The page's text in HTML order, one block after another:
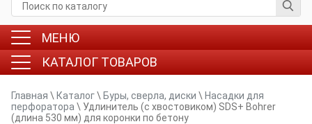
МЕНЮ
КАТАЛОГ ТОВАРОВ
Главная \ Каталог\ Буры, сверла, диски \ Насадки для
перфоратора \ Удлинитель (с хвостовиком) SDS+ Bohrer
(длина 530 мм) для коронки по бетону